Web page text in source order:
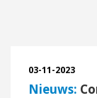
03-11-2023
Nieuws: